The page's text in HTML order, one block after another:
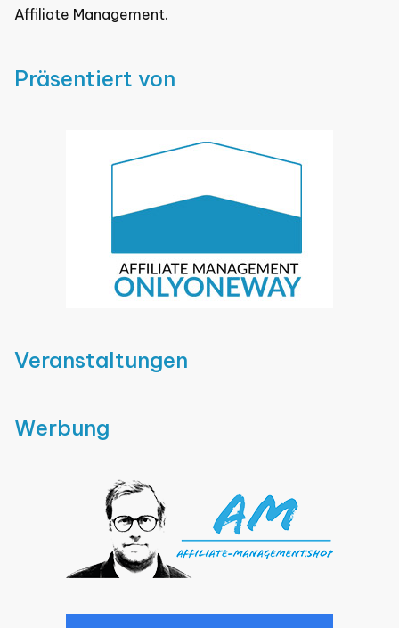
Affiliate Management.
Präsentiert von
Veranstaltungen
Werbung